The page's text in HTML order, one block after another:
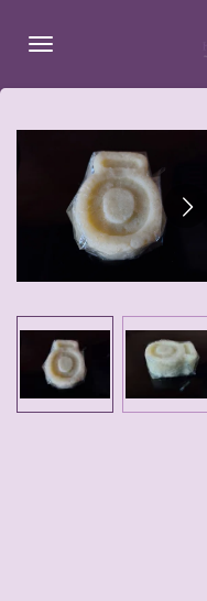
direct
hoofdinhoud